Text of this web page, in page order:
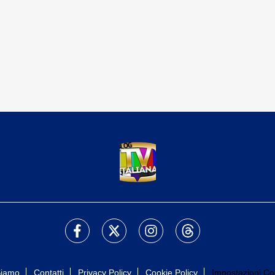
Contatti Privacy Policy Cookie Policy Impostazioni